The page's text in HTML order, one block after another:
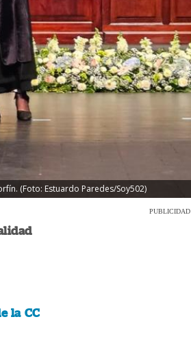
(Foto: Estuardo Paredes/Soy502)
la CC
PUBLICIDAD